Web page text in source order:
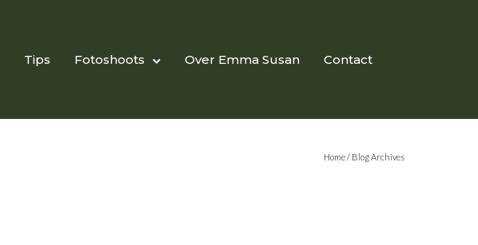
Tips Fotoshoots Over Emma Susan Contact
Home/ Blog Archives